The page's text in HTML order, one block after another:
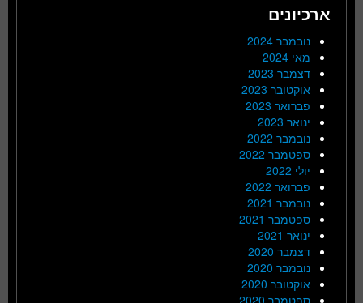
ארכיונים
נובמבר 2024
מאי 2024
דצמבר 2023
אוקטובר 2023
פברואר 2023
ינואר 2023
נובמבר 2022
ספטמבר 2022
יולי 2022
פברואר 2022
נובמבר 2021
ספטמבר 2021
ינואר 2021
דצמבר 2020
נובמבר 2020
אוקטובר 2020
ספטמבר 2020